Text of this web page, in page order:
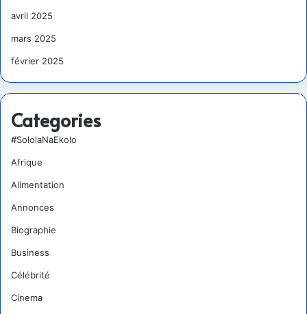
avril 2025
mars 2025
février 2025
Categories
#SololaNaEkolo
Afrique
Alimentation
Annonces
Biographie
Business
Célébrité
Cinema